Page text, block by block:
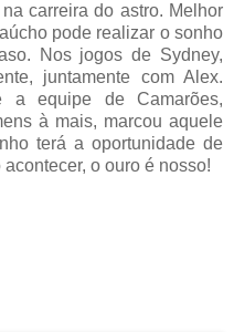
carreira do astro. Melhor
pode realizar o sonho
Nos jogos de Sydney,
juntamente com Alex.
a equipe de Camarões,
à mais, marcou aquele
terá a oportunidade de
o ouro é nosso!